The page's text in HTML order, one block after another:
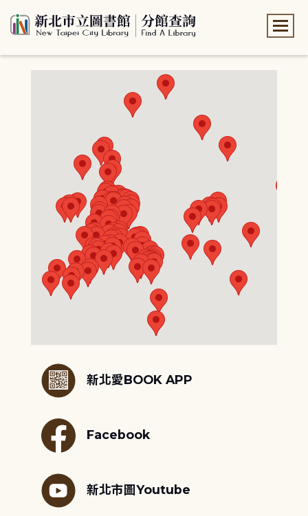
新北愛BOOK APP
Facebook
新北市圖Youtube